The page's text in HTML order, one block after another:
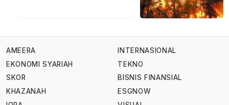
AMEERA
EKONOMI SYARIAH
SKOR
KHAZANAH
INTERNASIONAL
TEKNO
BISNIS FINANSIAL
ESGNOW